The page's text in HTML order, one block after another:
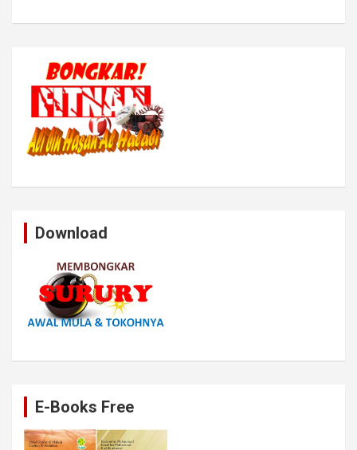
Download
E-Books Free